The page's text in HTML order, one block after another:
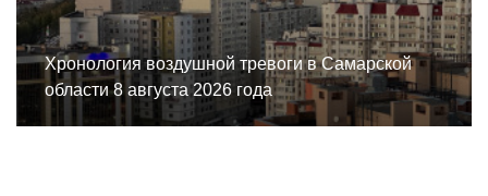
Хронология воздушной тревоги в Самарской
области 8 августа 2026 года